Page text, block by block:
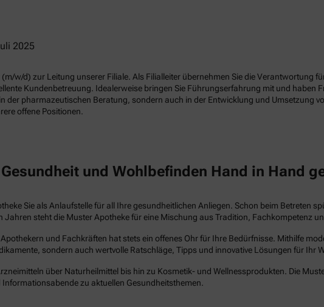
2025
w/d) zur Leitung unserer Filiale. Als Filialleiter übernehmen Sie die Verantwortung
Kundenbetreuung. Idealerweise bringen Sie Führungserfahrung mit und haben
der pharmazeutischen Beratung, sondern auch in der Entwicklung und Umsetzung
offene Positionen.
und Wohlbefinden Hand in Hand
Sie als Anlaufstelle für all Ihre gesundheitlichen Anliegen. Schon beim Betreten
Jahren steht die Muster Apotheke für eine Mischung aus Tradition, Fachkompetenz
und Fachkräften hat stets ein offenes Ohr für Ihre Bedürfnisse. Mithilfe
sondern auch wertvolle Ratschläge, Tipps und innovative Lösungen für Ihr
über Naturheilmittel bis hin zu Kosmetik- und Wellnessprodukten. Die
zu aktuellen Gesundheitsthemen.